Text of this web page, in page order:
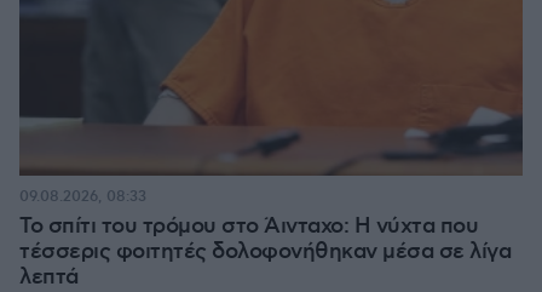
Το σπίτι του τρόμου στο Άινταχο: Η νύχτα που
τέσσερις φοιτητές δολοφονήθηκαν μέσα σε λίγα
λεπτά
09.08.2026, 08:33